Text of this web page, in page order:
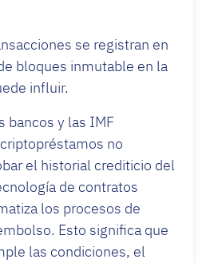
se registran en
bloques inmutable en la
influir.
bancos y las IMF
no
el historial crediticio del
de contratos
los procesos de
Esto significa que
las condiciones, el